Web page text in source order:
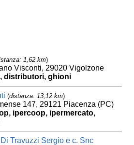
1,62 km)
Visconti, 29020 Vigolzone
distributori, ghioni
(distanza: 13,12 km)
147, 29121 Piacenza (PC)
ipercoop, ipermercato,
Travuzzi Sergio e c. Snc